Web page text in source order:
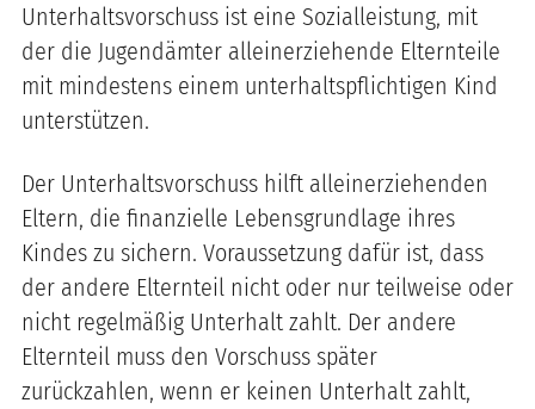
Unterhaltsvorschuss ist eine Sozialleistung, mit
der die Jugendämter alleinerziehende Elternteile
mit mindestens einem unterhaltspflichtigen Kind
unterstützen.
Der Unterhaltsvorschuss hilft alleinerziehenden
Eltern, die finanzielle Lebensgrundlage ihres
Kindes zu sichern. Voraussetzung dafür ist, dass
der andere Elternteil nicht oder nur teilweise oder
nicht regelmäßig Unterhalt zahlt. Der andere
Elternteil muss den Vorschuss später
zurückzahlen, wenn er keinen Unterhalt zahlt,